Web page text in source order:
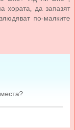
хората, да запазят
по-малките